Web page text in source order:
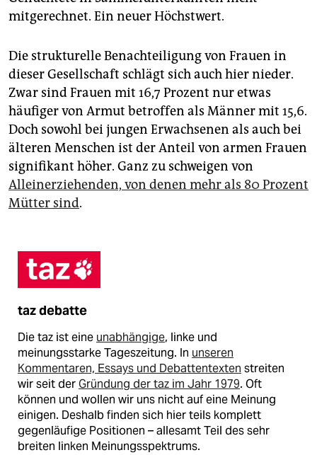
mitgerechnet. Ein neuer Höchstwert.
Die strukturelle Benachteiligung von Frauen in
dieser Gesellschaft schlägt sich auch hier nieder.
Zwar sind Frauen mit 16,7 Prozent nur etwas
häufiger von Armut betroffen als Männer mit 15,6.
Doch sowohl bei jungen Erwachsenen als auch bei
älteren Menschen ist der Anteil von armen Frauen
signifikant höher. Ganz zu schweigen von
Alleinerziehenden, von denen mehr als 80 Prozent
Mütter sind.
taz debatte
Die taz ist eine unabhängige, linke und
meinungsstarke Tageszeitung. In unseren
Kommentaren, Essays und Debattentexten streiten
wir seit derGründung der taz im Jahr 1979. Oft
können und wollen wir uns nicht auf eine Meinung
einigen. Deshalb finden sich hier teils komplett
gegenläufige Positionen – allesamt Teil des sehr
breiten linken Meinungsspektrums.